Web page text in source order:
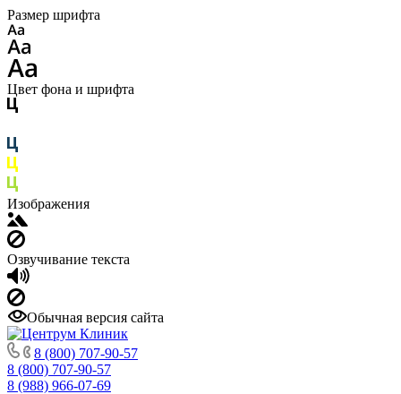
Размер шрифта
Цвет фона и шрифта
Изображения
Озвучивание текста
Обычная версия сайта
8 (800) 707-90-57
8 (800) 707-90-57
8 (988) 966-07-69